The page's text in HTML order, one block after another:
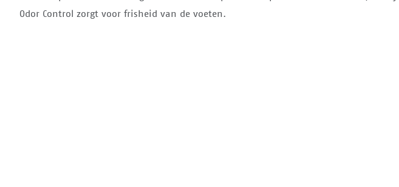
Odor Control zorgt voor frisheid van de voeten.